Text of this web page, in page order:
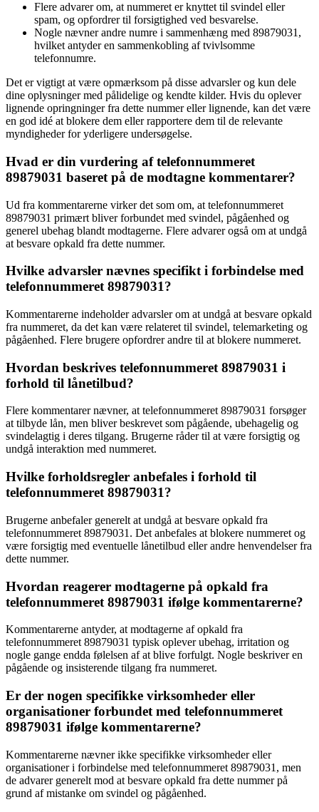
Flere advarer om, at nummeret er knyttet til svindel eller
spam, og opfordrer til forsigtighed ved besvarelse.
Nogle nævner andre numre i sammenhæng med 89879031,
hvilket antyder en sammenkobling af tvivlsomme
telefonnumre.
Det er vigtigt at være opmærksom på disse advarsler og kun dele
dine oplysninger med pålidelige og kendte kilder. Hvis du oplever
lignende opringninger fra dette nummer eller lignende, kan det være
en god idé at blokere dem eller rapportere dem til de relevante
myndigheder for yderligere undersøgelse.
Hvad er din vurdering af telefonnummeret
89879031 baseret på de modtagne kommentarer?
Ud fra kommentarerne virker det som om, at telefonnummeret
89879031 primært bliver forbundet med svindel, pågåenhed og
generel ubehag blandt modtagerne. Flere advarer også om at undgå
at besvare opkald fra dette nummer.
Hvilke advarsler nævnes specifikt i forbindelse med
telefonnummeret 89879031?
Kommentarerne indeholder advarsler om at undgå at besvare opkald
fra nummeret, da det kan være relateret til svindel, telemarketing og
pågåenhed. Flere brugere opfordrer andre til at blokere nummeret.
Hvordan beskrives telefonnummeret 89879031 i
forhold til lånetilbud?
Flere kommentarer nævner, at telefonnummeret 89879031 forsøger
at tilbyde lån, men bliver beskrevet som pågående, ubehagelig og
svindelagtig i deres tilgang. Brugerne råder til at være forsigtig og
undgå interaktion med nummeret.
Hvilke forholdsregler anbefales i forhold til
telefonnummeret 89879031?
Brugerne anbefaler generelt at undgå at besvare opkald fra
telefonnummeret 89879031. Det anbefales at blokere nummeret og
være forsigtig med eventuelle lånetilbud eller andre henvendelser fra
dette nummer.
Hvordan reagerer modtagerne på opkald fra
telefonnummeret 89879031 ifølge kommentarerne?
Kommentarerne antyder, at modtagerne af opkald fra
telefonnummeret 89879031 typisk oplever ubehag, irritation og
nogle gange endda følelsen af at blive forfulgt. Nogle beskriver en
pågående og insisterende tilgang fra nummeret.
Er der nogen specifikke virksomheder eller
organisationer forbundet med telefonnummeret
89879031 ifølge kommentarerne?
Kommentarerne nævner ikke specifikke virksomheder eller
organisationer i forbindelse med telefonnummeret 89879031, men
de advarer generelt mod at besvare opkald fra dette nummer på
grund af mistanke om svindel og pågåenhed.